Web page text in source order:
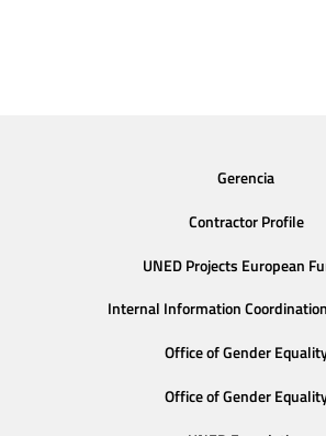
Gerencia
Contractor Profile
UNED Projects European
Internal Information
Office of Gender
Office of Gender